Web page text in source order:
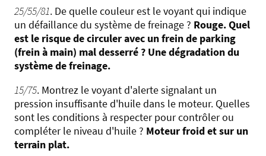
25/55/81. De quelle couleur est le voyant qui indique
un défaillance du système de freinage ? Rouge. Quel
est le risque de circuler avec un frein de parking
(frein à main) mal desserré ? Une dégradation du
système de freinage.
15/75. Montrez le voyant d'alerte signalant un
pression insuffisante d'huile dans le moteur. Quelles
sont les conditions à respecter pour contrôler ou
compléter le niveau d'huile ? Moteur froid et sur un
terrain plat.